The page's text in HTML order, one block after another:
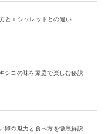
とエシャレットとの違い
シコの味を家庭で楽しむ秘訣
卵の魅力と食べ方を徹底解説